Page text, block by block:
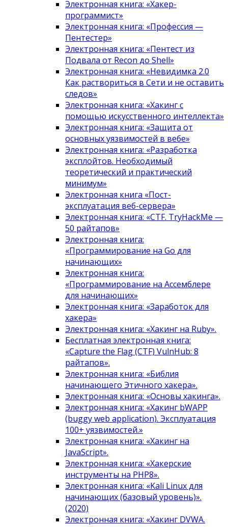
Электронная книга: «Хакер-
программист»
Электронная книга: «Профессия —
Пентестер»
Электронная книга: «Пентест из
Подвала от Recon до Shell»
Электронная книга: «Невидимка 2.0
Как раствориться в Сети и не оставить
следов»
Электронная книга: «Хакинг с
помощью искусственного интеллекта»
Электронная книга: «Защита от
основных уязвимостей в вебе»
Электронная книга: «Разработка
эксплойтов. Необходимый
теоретический и практический
минимум»
Электронная книга «Пост-
эксплуатация веб-сервера»
Электронная книга: «CTF. TryHackMe —
50 райтапов»
Электронная книга:
«Программирование на Go для
начинающих»
Электронная книга:
«Программирование на Ассемблере
для начинающих»
Электронная книга: «Заработок для
хакера»
Электронная книга: «Хакинг на Ruby».
Бесплатная электронная книга:
«Capture the Flag (CTF) VulnHub: 8
райтапов».
Электронная книга: «Библия
начинающего Этичного хакера».
Электронная книга: «Основы хакинга».
Электронная книга: «Хакинг bWAPP
(buggy web application). Эксплуатация
100+ уязвимостей.»
Электронная книга: «Хакинг на
JavaScript».
Электронная книга: «Хакерские
инструменты на PHP8».
Электронная книга: «Kali Linux для
начинающих (базовый уровень)».
(2020)
Электронная книга: «Хакинг DVWA.